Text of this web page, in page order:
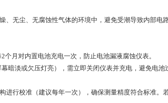
无尘、无腐蚀性气体的环境中，避免受潮导致内部电
月对内置电池充电一次，防止电池漏液腐蚀仪表。
淡或欠压灯亮），需立即关闭仪表并充电，避免电池
行校准（建议每年一次），确保测量精度符合标准。